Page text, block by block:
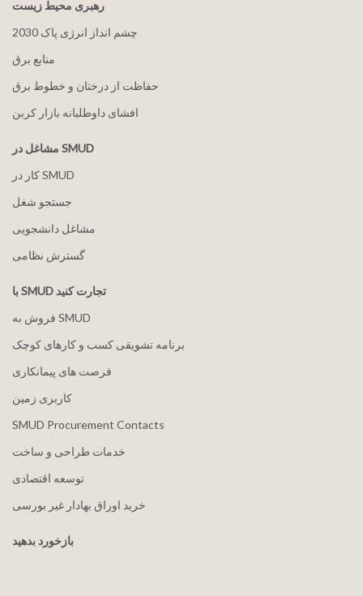
رهبری محیط زیست
2030 چشم انداز انرژی پاک
منابع برق
حفاظت از درختان و خطوط برق
افشای داوطلبانه بازار کربن
مشاغل در SMUD
کار در SMUD
جستجو شغل
مشاغل دانشجویی
گسترش نظامی
با SMUD تجارت کنید
فروش به SMUD
برنامه تشویقی کسب و کارهای کوچک
فرصت های پیمانکاری
کاربری زمین
SMUD Procurement Contacts
خدمات طراحی و ساخت
توسعه اقتصادی
خرید اوراق بهادار غیر بورسی
بازخورد بدهید